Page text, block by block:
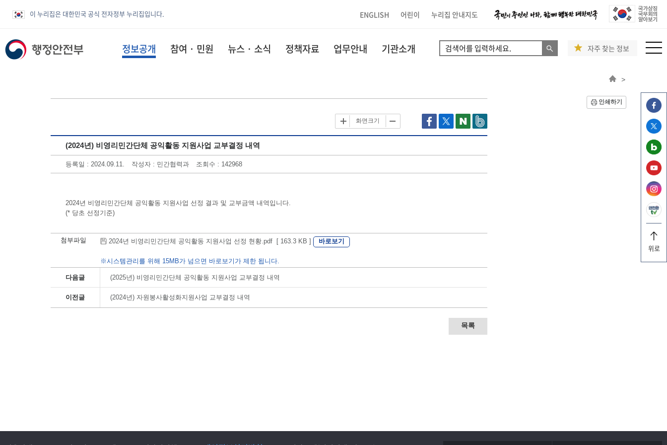
이 누리집은 대한민국 공식 전자정부 누리집입니다. ENGLISH 어린이 누리집 안내지도
위로
정보공개 참여 · 민원 뉴스 · 소식 정책자료 업무안내 기관소개 자주 찾는 정보
>
인쇄하기
화면크기
(2024년) 비영리민간단체 공익활동 지원사업 교부결정 내역
등록일 : 2024.09.11. 작성자 : 민간협력과 조회수 : 142968
2024년 비영리민간단체 공익활동 지원사업 선정 결과 및 교부금액 내역입니다.
(* 당초 선정기준)
첨부파일 2024년 비영리민간단체 공익활동 지원사업 선정 현황.pdf [ 163.3 KB ] 바로보기
※시스템관리를 위해 15MB가 넘으면 바로보기가 제한 됩니다.
다음글 (2025년) 비영리민간단체 공익활동 지원사업 교부결정 내역
이전글 (2024년) 자원봉사활성화지원사업 교부결정 내역
목록